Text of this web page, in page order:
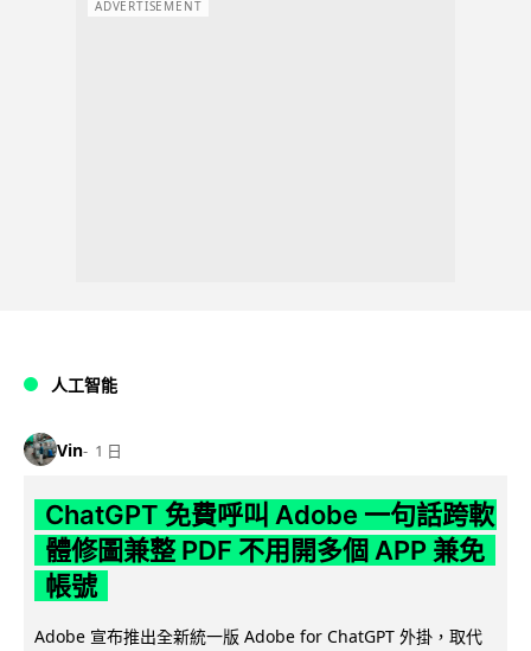
ADVERTISEMENT
人工智能
Vin 1 日
ChatGPT 免費呼叫 Adobe 一句話跨軟
體修圖兼整 PDF 不用開多個 APP 兼免
帳號
Adobe 宣布推出全新統一版 Adobe for ChatGPT 外掛，取代